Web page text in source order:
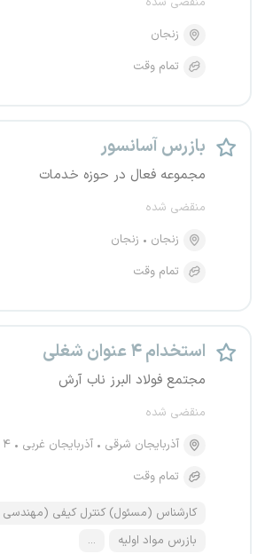
زنجان
تمام وقت
بازرس آسانسور
مجموعه فعال در حوزه خدمات
منقضی شده
زنجان
زنجان
تمام وقت
استخدام ۴ عنوان شغلی
مجتمع فولاد البرز ناب آرش
منقضی شده
آذربایجان شرقی
آذربایجان غربی
۴ استان دیگر
تمام وقت
کارشناس (مسئول) کنترل کیفی (مهندسی
بازرس مواد اولیه
...